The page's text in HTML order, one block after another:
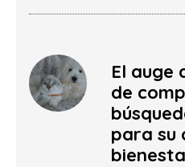
El auge
de
para su